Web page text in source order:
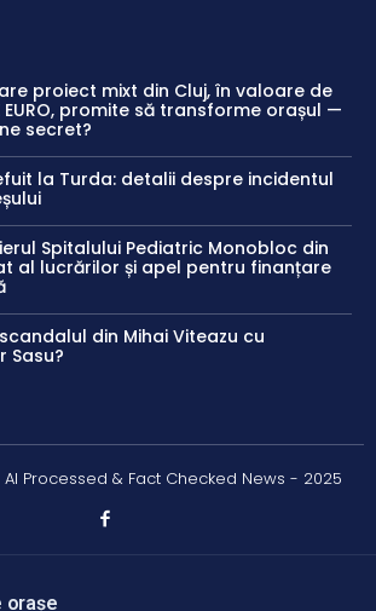
proiect mixt din Cluj, în valoare de
EURO, promite să transforme orașul —
secret?
la Turda: detalii despre incidentul
Spitalului Pediatric Monobloc din
al lucrărilor și apel pentru finanțare
din Mihai Viteazu cu
Sasu?
Processed & Fact Checked News - 2025
orașe